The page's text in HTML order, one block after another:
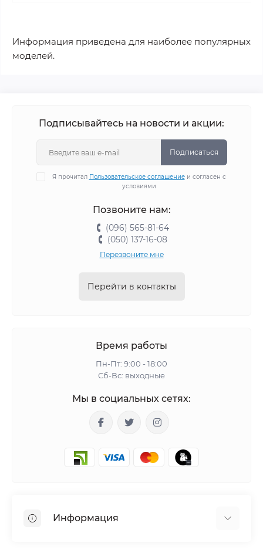
Информация приведена для наиболее популярных
моделей.
Подписывайтесь на новости и акции:
Подписаться
Я прочитал Пользовательское соглашениеи согласен с
условиями
Позвоните нам:
(096) 565-81-64
(050) 137-16-08
Перезвоните мне
Перейти в контакты
Время работы
Пн-Пт: 9:00 - 18:00
Сб-Вс: выходные
Мы в социальных сетях:
Информация